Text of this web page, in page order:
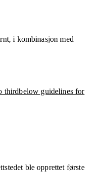
i kombinasjon med
thirdbelow guidelines for
ble opprettet første